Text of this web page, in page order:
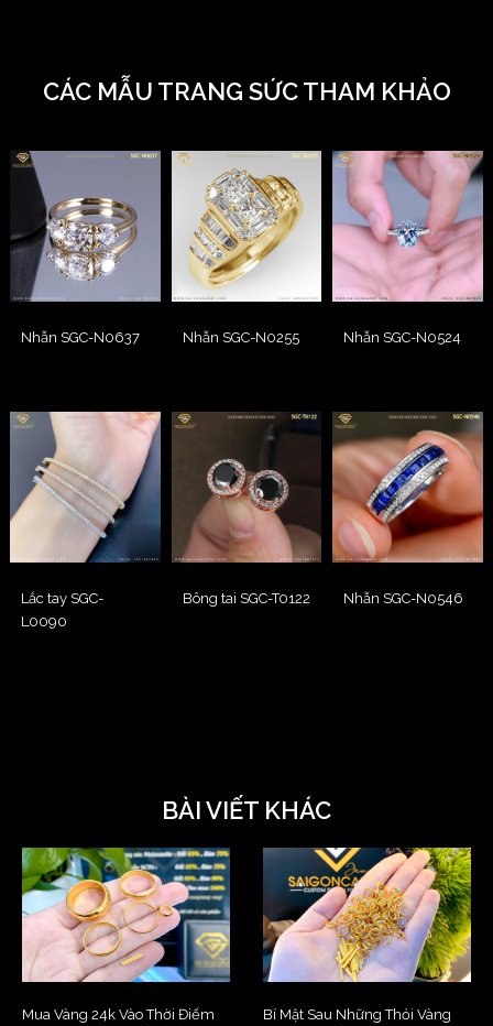
CÁC MẪU TRANG SỨC THAM KHẢO
Nhẫn SGC-N0637 Nhẫn SGC-N0255 Nhẫn SGC-N0524
Lắc tay SGC-
L0090
Bông tai SGC-T0122 Nhẫn SGC-N0546
BÀI VIẾT KHÁC
Mua Vàng 24k Vào Thời Điểm
Bí Mật Sau Những Thỏi Vàng